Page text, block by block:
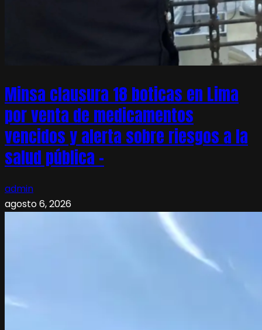
Minsa clausura 18 boticas en Lima
por venta de medicamentos
vencidos y alerta sobre riesgos a la
salud pública –
admin
agosto 6, 2026